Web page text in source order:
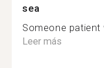
sea
Someone patient
Leer más